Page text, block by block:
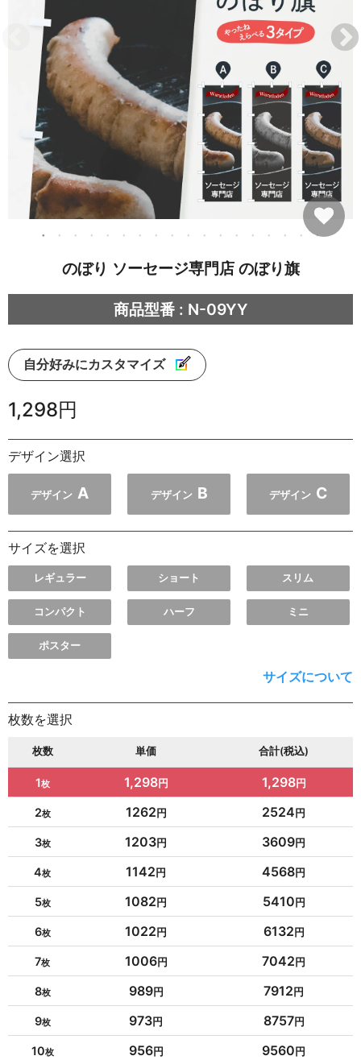
のぼり ソーセージ専門店 のぼり旗
商品型番 : N-09YY
自分好みにカスタマイズ
1,298円
デザイン選択
デザイン A デザイン B デザイン C
サイズを選択
レギュラー ショート スリム
コンパクト ハーフ ミニ
ポスター
サイズについて
枚数を選択
枚数 単価 合計(税込)
1 1,298 1,298
2 1262 2524
3 1203 3609
4 1142 4568
5 1082 5410
6 1022 6132
7 1006 7042
8 989 7912
9 973 8757
10 956 9560